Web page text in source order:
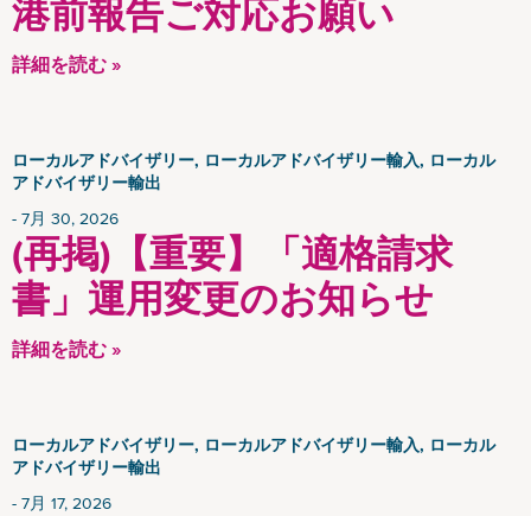
港前報告ご対応お願い
詳細を読む »
ローカルアドバイザリー, ローカルアドバイザリー輸入, ローカル
アドバイザリー輸出
7月 30, 2026
(再掲)【重要】「適格請求
書」運用変更のお知らせ
詳細を読む »
ローカルアドバイザリー, ローカルアドバイザリー輸入, ローカル
アドバイザリー輸出
7月 17, 2026